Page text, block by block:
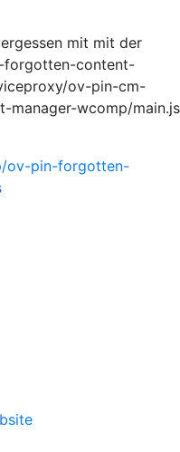
mit mit der
forgotten-content-
ov-pin-cm-
wcomp/main.js
ov-pin-forgotten-